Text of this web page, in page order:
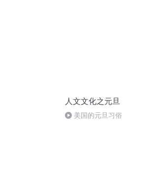
人文文化之元旦
美国的元旦习俗